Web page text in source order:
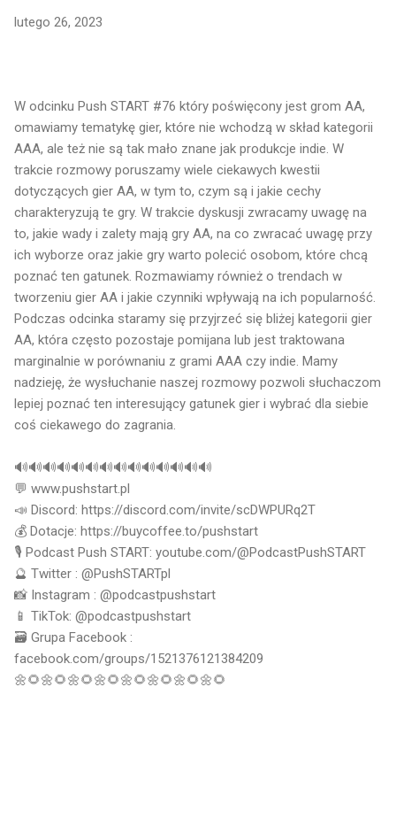
lutego 26, 2023
W odcinku Push START #76 który poświęcony jest grom AA,
omawiamy tematykę gier, które nie wchodzą w skład kategorii
AAA, ale też nie są tak mało znane jak produkcje indie. W
trakcie rozmowy poruszamy wiele ciekawych kwestii
dotyczących gier AA, w tym to, czym są i jakie cechy
charakteryzują te gry. W trakcie dyskusji zwracamy uwagę na
to, jakie wady i zalety mają gry AA, na co zwracać uwagę przy
ich wyborze oraz jakie gry warto polecić osobom, które chcą
poznać ten gatunek. Rozmawiamy również o trendach w
tworzeniu gier AA i jakie czynniki wpływają na ich popularność.
Podczas odcinka staramy się przyjrzeć się bliżej kategorii gier
AA, która często pozostaje pomijana lub jest traktowana
marginalnie w porównaniu z grami AAA czy indie. Mamy
nadzieję, że wysłuchanie naszej rozmowy pozwoli słuchaczom
lepiej poznać ten interesujący gatunek gier i wybrać dla siebie
coś ciekawego do zagrania.
🔊🔊🔊🔊🔊🔊🔊🔊🔊🔊🔊🔊🔊🔊
💬 www.pushstart.pl
📣 Discord: https://discord.com/invite/scDWPURq2T
💰 Dotacje: https://buycoffee.to/pushstart
🎙 Podcast Push START: youtube.com/@PodcastPushSTART
🔮 Twitter : @PushSTARTpl
📸 Instagram : @podcastpushstart
📱 TikTok: @podcastpushstart
🗃 Grupa Facebook :
facebook.com/groups/1521376121384209
🌼🌻🌼🌻🌼🌻🌼🌻🌼🌻🌼🌻🌼🌻🌼🌻